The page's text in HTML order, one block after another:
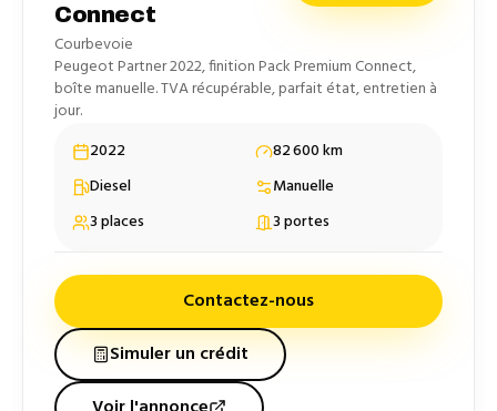
Connect
Courbevoie
Peugeot Partner 2022, finition Pack Premium Connect,
boîte manuelle. TVA récupérable, parfait état, entretien à
jour.
2022
82 600km
Diesel
Manuelle
3places 3portes
Contactez-nous
Simuler un crédit